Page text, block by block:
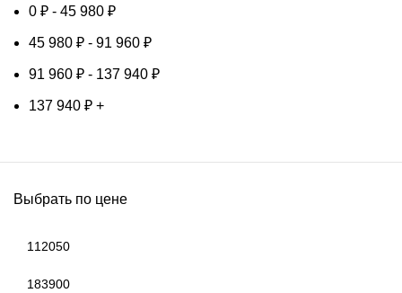
0 ₽ - 45 980 ₽
45 980 ₽ - 91 960 ₽
91 960 ₽ - 137 940 ₽
137 940 ₽ +
Выбрать по цене